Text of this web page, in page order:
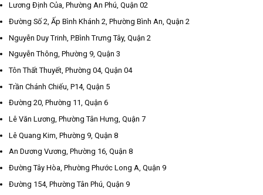
Lương Định Của, Phường An Phú, Quận 02
Đường Số 2, Ấp Bình Khánh 2, Phường Bình An, Quận 2
Nguyễn Duy Trinh, P.Bình Trưng Tây, Quận 2
Nguyễn Thông, Phường 9, Quận 3
Tôn Thất Thuyết, Phường 04, Quận 04
Trần Chánh Chiếu, P14, Quận 5
Đường 20, Phường 11, Quận 6
Lê Văn Lương, Phường Tân Hưng, Quận 7
Lê Quang Kim, Phường 9, Quận 8
An Dương Vương, Phường 16, Quận 8
Đường Tây Hòa, Phường Phước Long A, Quận 9
Đường 154, Phường Tân Phú, Quận 9